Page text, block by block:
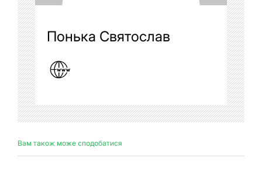
Понька Святослав
Вам також може сподобатися